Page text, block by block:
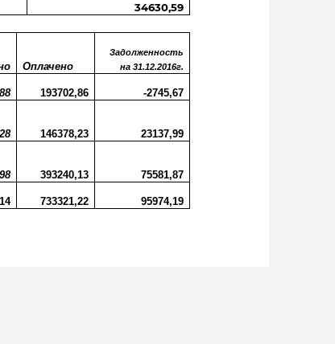
34630,59
Оплачено
Задолженность
на 31.12.2016г.
193702,86 -2745,67
146378,23 23137,99
393240,13 75581,87
733321,22 95974,19